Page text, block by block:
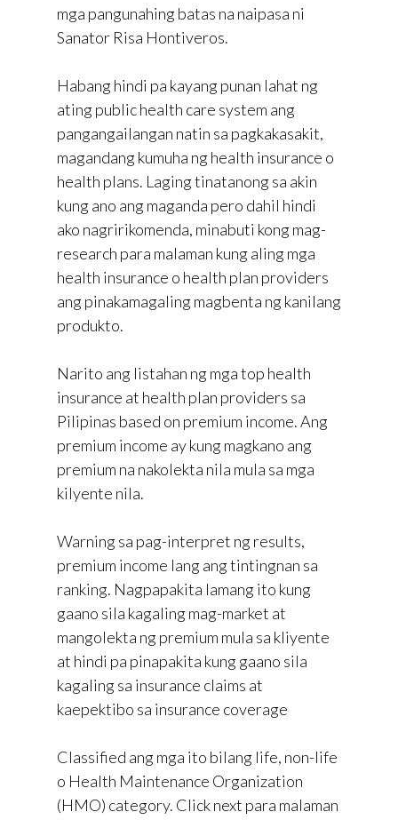
mga pangunahing batas na naipasa ni
Sanator Risa Hontiveros.
Habang hindi pa kayang punan lahat ng
ating public health care system ang
pangangailangan natin sa pagkakasakit,
magandang kumuha ng health insurance o
health plans. Laging tinatanong sa akin
kung ano ang maganda pero dahil hindi
ako nagririkomenda, minabuti kong mag-
research para malaman kung aling mga
health insurance o health plan providers
ang pinakamagaling magbenta ng kanilang
produkto.
Narito ang listahan ng mga top health
insurance at health plan providers sa
Pilipinas based on premium income. Ang
premium income ay kung magkano ang
premium na nakolekta nila mula sa mga
kilyente nila.
Warning sa pag-interpret ng results,
premium income lang ang tintingnan sa
ranking. Nagpapakita lamang ito kung
gaano sila kagaling mag-market at
mangolekta ng premium mula sa kliyente
at hindi pa pinapakita kung gaano sila
kagaling sa insurance claims at
kaepektibo sa insurance coverage
Classified ang mga ito bilang life, non-life
o Health Maintenance Organization
(HMO) category. Click next para malaman